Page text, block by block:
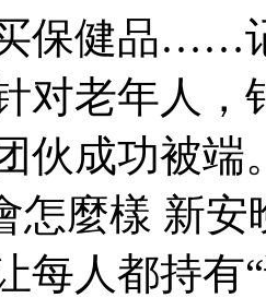
保健品……
对老年人
伙成功被端
怎麼樣 新
每人都持有